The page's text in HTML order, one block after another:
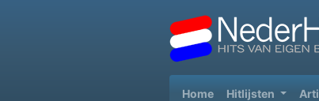
Home(current)
Hitlijsten